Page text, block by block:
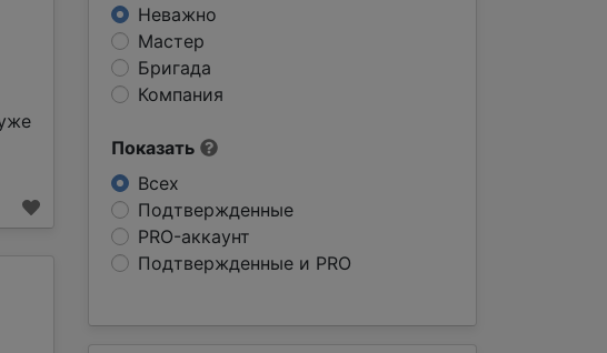
Неважно
Мастер
Бригада
Компания
Показать
Всех
Подтвержденные
PRO-аккаунт
Подтвержденные и PRO